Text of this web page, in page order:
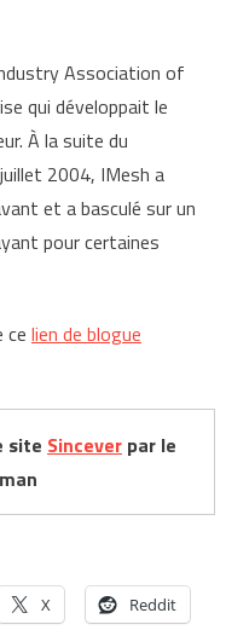
Association of
qui développait le
À la suite du
2004, IMesh a
et a basculé sur un
pour certaines
ce lien de blogue
site Sincever par le
X Reddit